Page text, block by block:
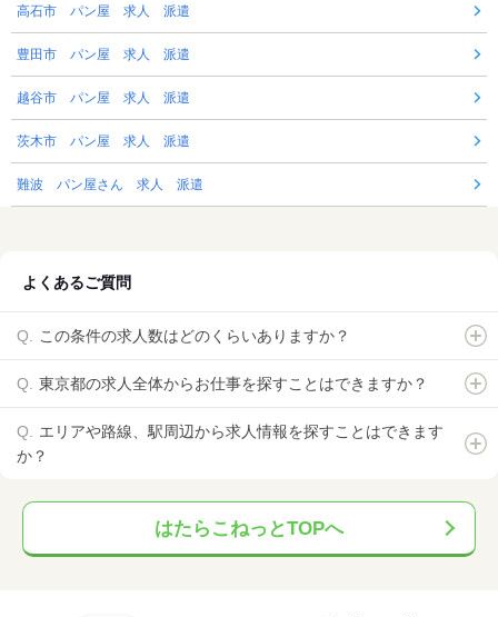
高石市 パン屋 求人 派遣
豊田市 パン屋 求人 派遣
越谷市 パン屋 求人 派遣
茨木市 パン屋 求人 派遣
難波 パン屋さん 求人 派遣
よくあるご質問
この条件の求人数はどのくらいありますか？
東京都の求人全体からお仕事を探すことはできますか？
エリアや路線、駅周辺から求人情報を探すことはできます
か？
はたらこねっとTOPへ